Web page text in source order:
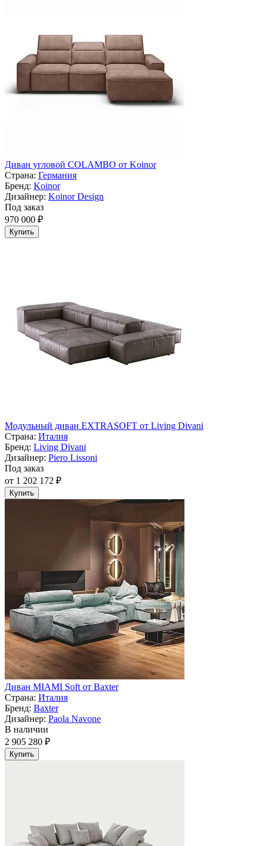
Диван угловой COLAMBO от Koinor
Страна: Германия
Бренд: Koinor
Дизайнер: Koinor Design
Под заказ
970 000 ₽
Купить
Модульный диван EXTRASOFT от Living Divani
Страна: Италия
Бренд: Living Divani
Дизайнер: Piero Lissoni
Под заказ
от 1 202 172 ₽
Купить
Диван MIAMI Soft от Baxter
Страна: Италия
Бренд: Baxter
Дизайнер: Paola Navone
В наличии
2 905 280 ₽
Купить